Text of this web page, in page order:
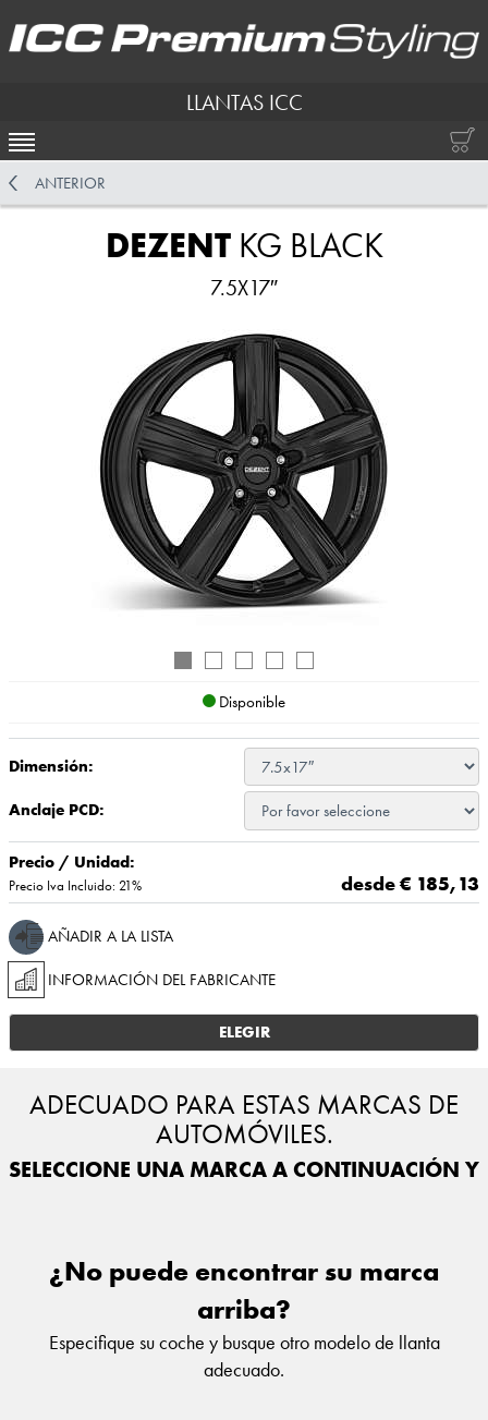
LLANTAS ICC
ACTIVAR NAVEGACIÓN
ANTERIOR
DEZENTKG BLACK
7.5X17″
Disponible
Dimensión:
Anclaje PCD:
Precio / Unidad:
Precio Iva Incluido: 21% desde € 185,13
AÑADIR A LA LISTA
INFORMACIÓN DEL FABRICANTE
ELEGIR
ADECUADO PARA ESTAS MARCAS DE
AUTOMÓVILES.
SELECCIONE UNA MARCA A CONTINUACIÓN Y
¿No puede encontrar su marca
arriba?
Especifique su coche y busque otro modelo de llanta
adecuado.